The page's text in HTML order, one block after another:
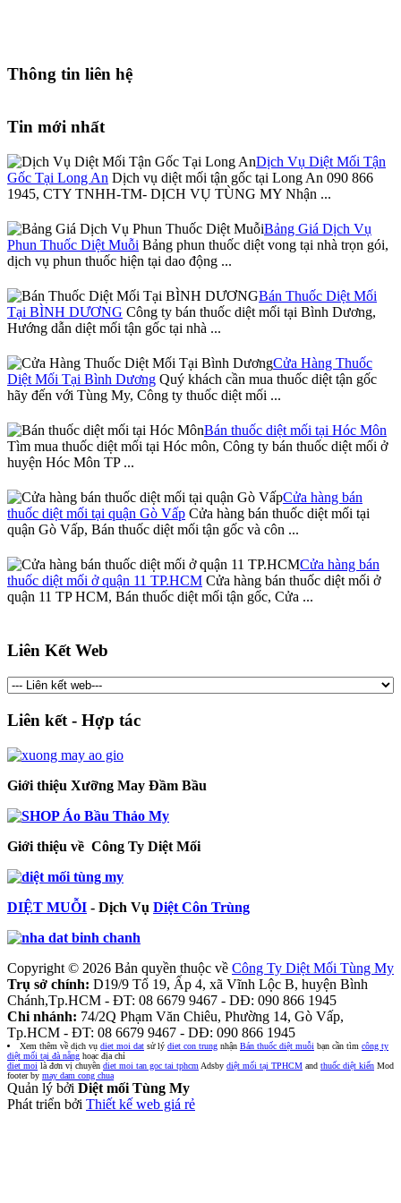
Thông tin liên hệ
Tin mới nhất
Dịch Vụ Diệt Mối Tận
Gốc Tại Long An Dịch vụ diệt mối tận gốc tại Long An 090 866
1945, CTY TNHH-TM- DỊCH VỤ TÙNG MY Nhận ...
Bảng Giá Dịch Vụ
Phun Thuốc Diệt Muỗi Bảng phun thuốc diệt vong tại nhà trọn gói,
dịch vụ phun thuốc hiện tại dao động ...
Bán Thuốc Diệt Mối
Tại BÌNH DƯƠNG Công ty bán thuốc diệt mối tại Bình Dương,
Hướng dẫn diệt mối tận gốc tại nhà ...
Cửa Hàng Thuốc
Diệt Mối Tại Bình Dương Quý khách cần mua thuốc diệt tận gốc
hãy đến với Tùng My, Công ty thuốc diệt mối ...
Bán thuốc diệt mối tại Hóc Môn
Tìm mua thuốc diệt mối tại Hóc môn, Công ty bán thuốc diệt mối ở
huyện Hóc Môn TP ...
Cửa hàng bán
thuốc diệt mối tại quận Gò Vấp Cửa hàng bán thuốc diệt mối tại
quận Gò Vấp, Bán thuốc diệt mối tận gốc và côn ...
Cửa hàng bán
thuốc diệt mối ở quận 11 TP.HCM Cửa hàng bán thuốc diệt mối ở
quận 11 TP HCM, Bán thuốc diệt mối tận gốc, Cửa ...
Liên Kết Web
Liên kết - Hợp tác
Giới thiệu Xưỡng May Đầm Bầu
Giới thiệu về Công Ty Diệt Mối
DIỆT MUỖI - Dịch Vụ Diệt Côn Trùng
Copyright © 2026 Bản quyền thuộc về Công Ty Diệt Mối Tùng My
Trụ sở chính: D19/9 Tổ 19, Ấp 4, xã Vĩnh Lộc B, huyện Bình
Chánh,Tp.HCM - ĐT: 08 6679 9467 - DĐ: 090 866 1945
Chi nhánh: 74/2Q Phạm Văn Chiêu, Phường 14, Gò Vấp,
Tp.HCM - ĐT: 08 6679 9467 - DĐ: 090 866 1945
Xem thêm về dịch vụ diet moi dat sử lý diet con trung nhận Bán thuốc diệt muỗi bạn cần tìm công ty
diệt mối tại đà nẵng hoạc địa chỉ
diet moi là đơn vị chuyên diet moi tan goc tai tphcm Adsby diệt mối tại TPHCM and thuốc diệt kiến Mod
footer by may dam cong chua
Quản lý bởi Diệt mối Tùng My
Phát triển bởi Thiết kế web giá rẻ